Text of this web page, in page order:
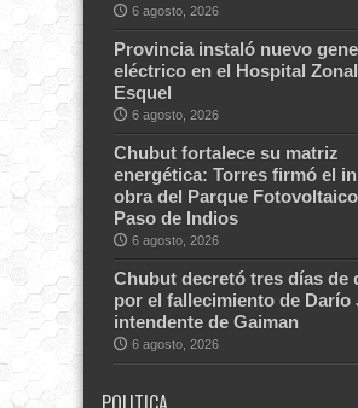
6 agosto, 2026
Provincia instaló nuevo
eléctrico en el Hospital
Esquel
6 agosto, 2026
Chubut fortalece su matriz
energética: Torres firmó el
obra del Parque
Paso de Indios
6 agosto, 2026
Chubut decretó tres días de
por el fallecimiento de Darío
intendente de Gaiman
6 agosto, 2026